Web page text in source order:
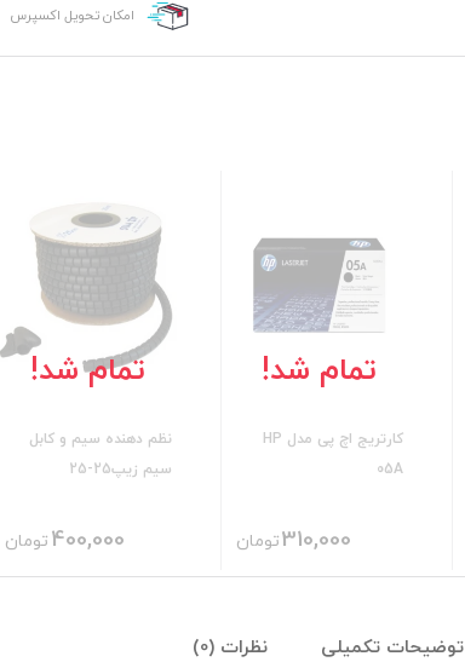
امکان تحویل اکسپرس
تمام شد!
کارتریج اچ پی مدل HP
05A
310,000تومان
تمام شد!
نظم دهنده سیم و کابل
سیم زیپ25-25
400,000 تومان
توضیحات تکمیلی نظرات (0)